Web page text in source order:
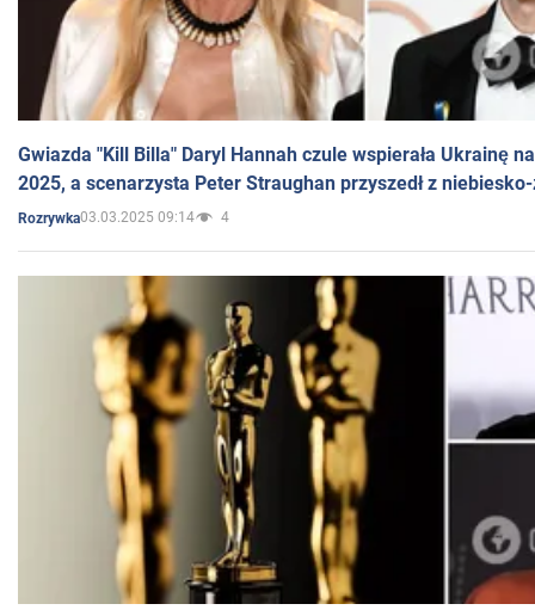
Gwiazda "Kill Billa" Daryl Hannah czule wspierała Ukrainę
2025, a scenarzysta Peter Straughan przyszedł z
Rozrywka03.03.2025 09:14 4